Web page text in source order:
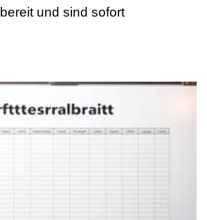
und sind sofort